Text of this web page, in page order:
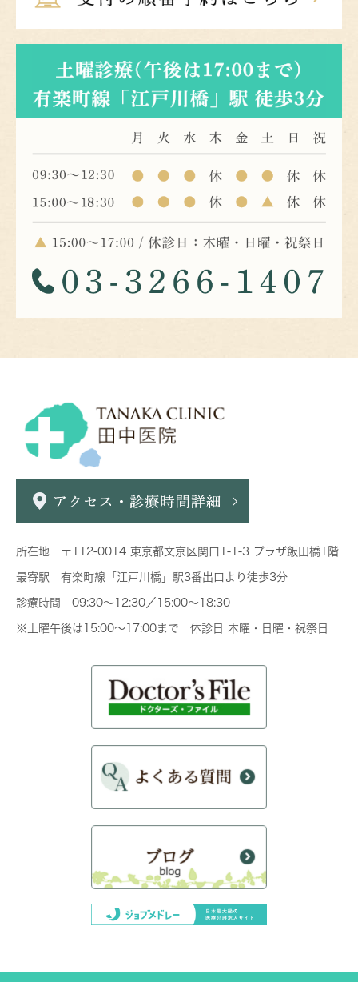
所在地 〒112-0014 東京都文京区関口1-1-3 プラザ飯田橋1階
最寄駅 有楽町線「江戸川橋」駅3番出口より徒歩3分
診療時間 09:30～12:30／15:00～18:30
※土曜午後は15:00～17:00まで 休診日 木曜・日曜・祝祭日